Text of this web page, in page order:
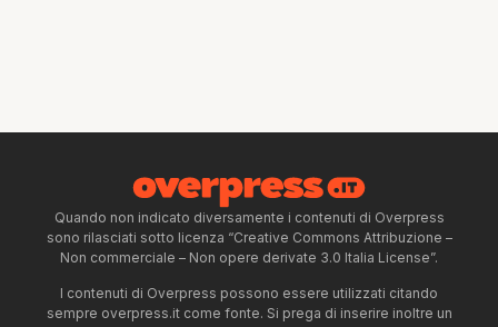
Quando non indicato diversamente i contenuti di Overpress
sono rilasciati sotto licenza “Creative Commons Attribuzione –
Non commerciale – Non opere derivate 3.0 Italia License”.
I contenuti di Overpress possono essere utilizzati citando
sempre overpress.it come fonte. Si prega di inserire inoltre un